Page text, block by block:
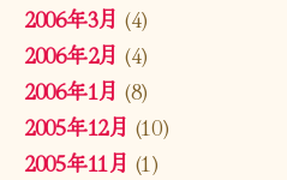
2006年3月 (4)
2006年2月 (4)
2006年1月 (8)
2005年12月 (10)
2005年11月 (1)